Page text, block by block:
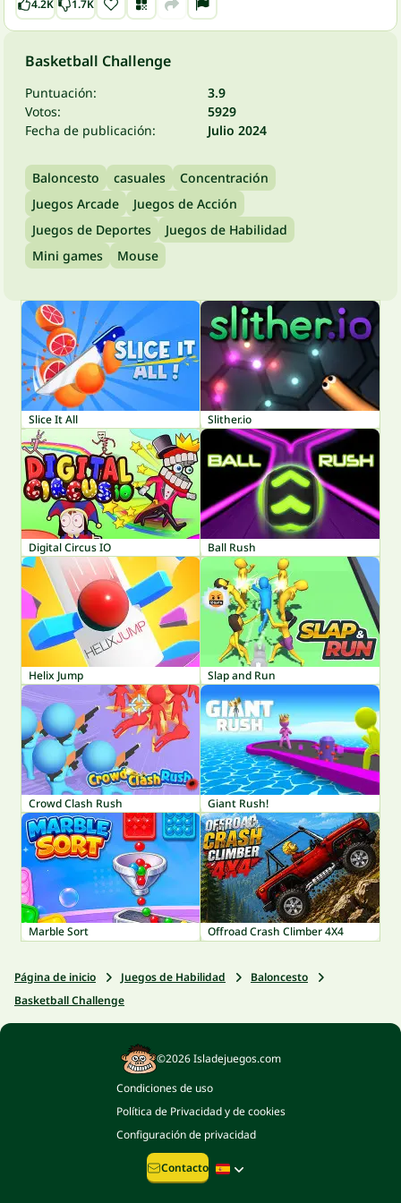
4.2K 1.7K
Basketball Challenge
Puntuación:
3.9
Votos:
5929
Fecha de publicación:
Julio 2024
Baloncesto casuales
Concentración
Juegos Arcade
Juegos de Acción
Juegos de Deportes
Juegos de Habilidad
Mini games
Mouse
Slice It All Slither.io
Digital Circus IO Ball Rush
Helix Jump Slap and Run
Crowd Clash Rush Giant Rush!
Marble Sort Offroad Crash Climber 4X4
Página de inicio Juegos de Habilidad
Baloncesto
Basketball Challenge
©2026 Isladejuegos.com
Condiciones de uso
Política de Privacidad y de cookies
Configuración de privacidad
Contacto